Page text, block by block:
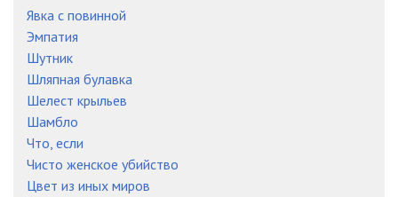
Явка с повинной
Эмпатия
Шутник
Шляпная булавка
Шелест крыльев
Шамбло
Что, если
Чисто женское убийство
Цвет из иных миров